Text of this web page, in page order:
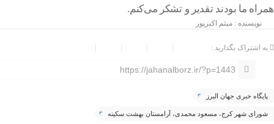
همراه ما بودند تقدیر و تشکر می‌کنم.
نویسنده : میثم اکبرپور
به اشتراک بگذارید :
https://jahanalborz.ir/?p=1443
پایگاه خبری جهان البرز
شورای شهر کرج، مسعود محمدی، آرامستان بهشت سکینه